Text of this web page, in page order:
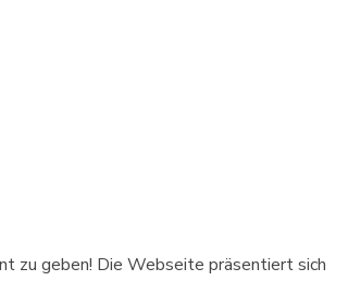
zu geben! Die Webseite präsentiert sich